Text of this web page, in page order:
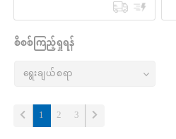
စိစစ်ကြည့်ရှုရန်
1 (current)
2 3